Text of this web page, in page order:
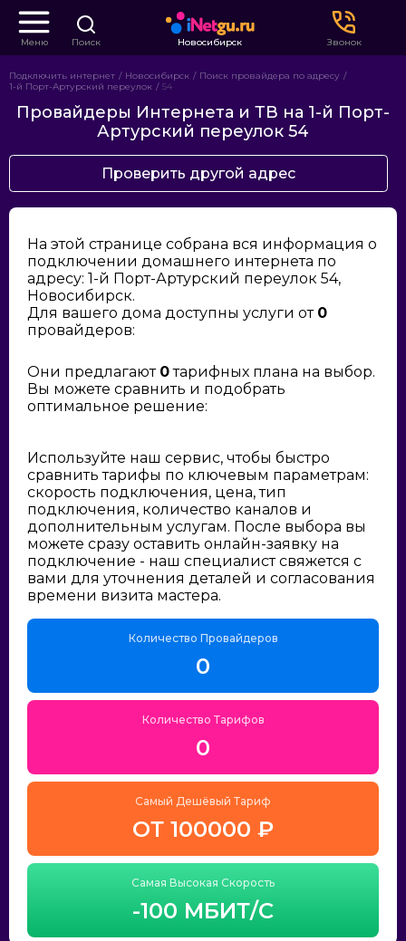
Меню Поиск Новосибирск Звонок
Подключить интернет Новосибирск
Поиск провайдера по адресу
1-й Порт-Артурский переулок
54
Провайдеры Интернета и ТВ на 1-й Порт-
Артурский переулок 54
Проверить другой адрес
На этой странице собрана вся информация о
подключении домашнего интернета по
адресу: 1-й Порт-Артурский переулок 54,
Новосибирск.
Для вашего дома доступны услуги от 0
провайдеров:
Они предлагают 0тарифных плана на выбор.
Вы можете сравнить и подобрать
оптимальное решение:
Используйте наш сервис, чтобы быстро
сравнить тарифы по ключевым параметрам:
скорость подключения, цена, тип
подключения, количество каналов и
дополнительным услугам. После выбора вы
можете сразу оставить онлайн-заявку на
подключение - наш специалист свяжется с
вами для уточнения деталей и согласования
времени визита мастера.
Количество Провайдеров
0
Количество Тарифов
0
Самый Дешёвый Тариф
ОТ 100000 ₽
Самая Высокая Скорость
-100 МБИТ/С